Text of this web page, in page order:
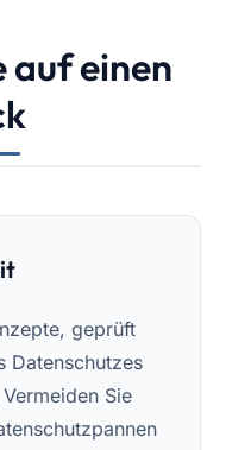
auf einen
geprüft
Datenschutzes
Sie